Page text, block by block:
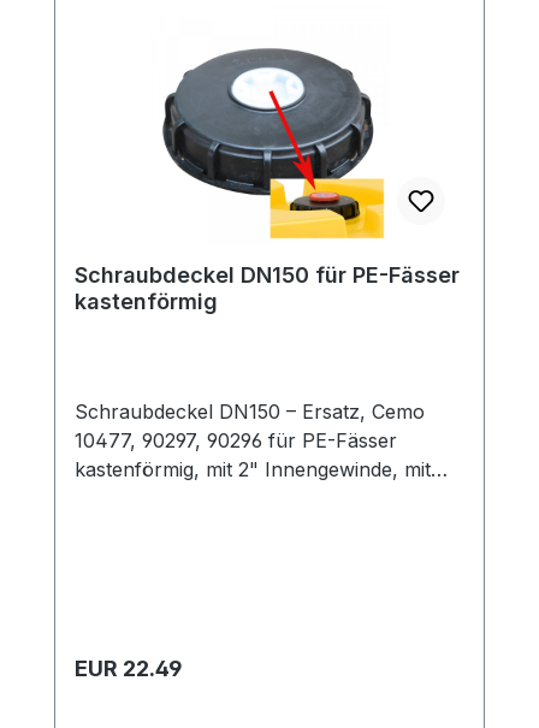
Schraubdeckel DN150 für PE-Fässer
kastenförmig
Schraubdeckel DN150 – Ersatz, Cemo
10477, 90297, 90296 für PE-Fässer
kastenförmig, mit 2" Innengewinde, mit
Regulärer Preis:
EUR 22.49